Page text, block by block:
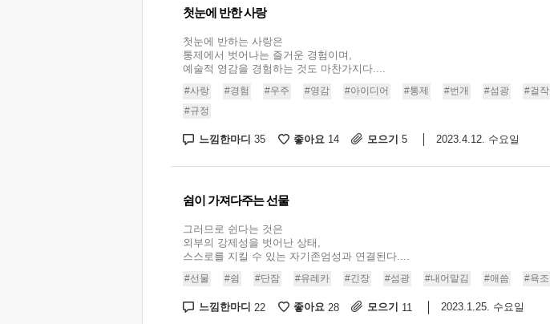
첫눈에 반한 사랑
첫눈에 반하는 사랑은
통제에서 벗어나는 즐거운 경험이며,
예술적 영감을 경험하는 것도 마찬가지다....
#사랑 #경험 #우주 #영감 #아이디어 #통제 #번개 #섬광
#걸작
#규정
느낌한마디 35 좋아요 14 모으기 5 2023.4.12. 수요일
쉼이 가져다주는 선물
그러므로 쉰다는 것은
외부의 강제성을 벗어난 상태,
스스로를 지킬 수 있는 자기존엄성과 연결된다....
#선물 #쉼 #단잠 #유레카 #긴장 #섬광 #내어맡김 #애씀 #욕조
느낌한마디 22 좋아요 28 모으기 11 2023.1.25. 수요일